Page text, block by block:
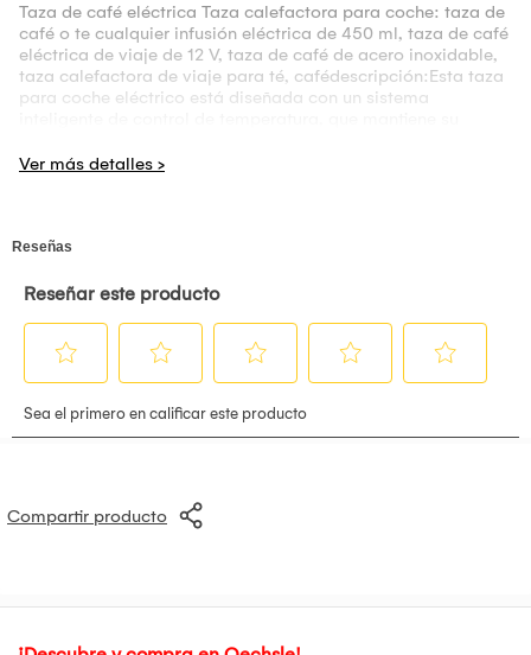
Taza de café eléctrica Taza calefactora para coche: taza de
café o te cualquier infusión eléctrica de 450 ml, taza de café
eléctrica de viaje de 12 V, taza de café de acero inoxidable,
taza calefactora de viaje para té, cafédescripción:Esta taza
para coche eléctrico está diseñada con un sistema
doble capa mantiene las bebidas calientes durante horas.
varia. pero en su mayoria son 15 días habiles,. Donde se
garantía no será válida en los siguientes casos: uso
de instrucciones, uso en condiciones distintas a las
normales, desgaste normal de los accesorios, desarme,
reparación y/o alteración del producto por personas o
agentes naturales, golpes, caídas, traslados, líquidos,
polvos e insectos.
Compartir producto